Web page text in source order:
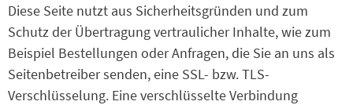
Diese Seite nutzt aus Sicherheitsgründen und zum
Schutz der Übertragung vertraulicher Inhalte, wie zum
Beispiel Bestellungen oder Anfragen, die Sie an uns als
Seitenbetreiber senden, eine SSL- bzw. TLS-
Verschlüsselung. Eine verschlüsselte Verbindung